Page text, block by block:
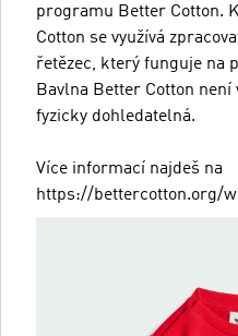
programu Better Cotton.
Cotton se využívá
řetězec, který funguje na
Bavlna Better Cotton
fyzicky dohledatelná.
Více informací najdeš na
https://bettercotton.org/